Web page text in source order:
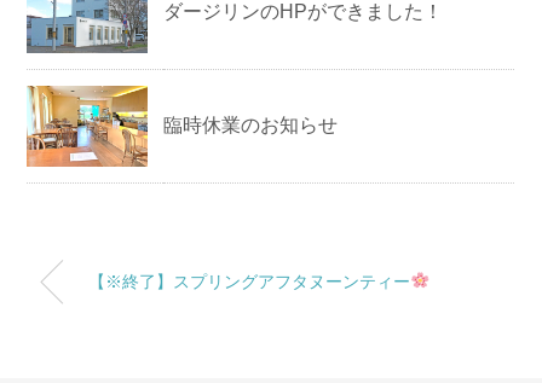
ダージリンのHPができました！
臨時休業のお知らせ
【※終了】スプリングアフタヌーンティー